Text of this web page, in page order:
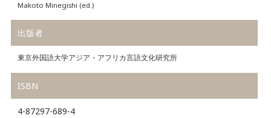
Makoto Minegishi (ed.)
出版者
東京外国語大学アジア・アフリカ言語文化研究所
ISBN
4-87297-689-4